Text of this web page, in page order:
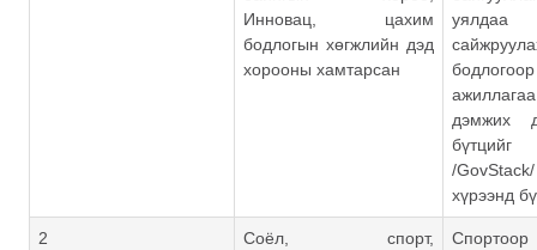
Инновац, цахим
бодлогын хөгжлийн дэд
хорооны хамтарсан
дэмжих
/
хүрээнд
2
Соёл, спорт,